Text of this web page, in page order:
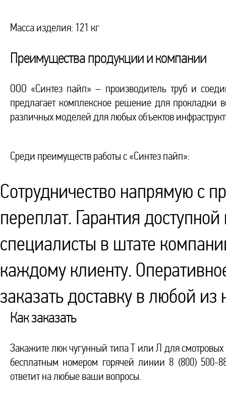
Масса изделия: 121 кг
Преимущества продукции и компании
ООО «Синтез пайп» – производитель труб и
предлагает комплексное решение для прокладки
различных моделей для любых объектов
Среди преимуществ работы с «Синтез пайп»:
Сотрудничество напрямую с
переплат. Гарантия
специалисты в штате
каждому клиенту.
заказать доставку в любой
Как заказать
Закажите люк чугунный типа Т или Л для
бесплатным номером горячей линии 8 (800) 500-
ответит на любые ваши вопросы.